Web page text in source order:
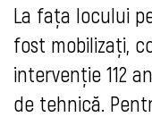
La fața locului
fost mobilizați,
intervenție 112
de tehnică.